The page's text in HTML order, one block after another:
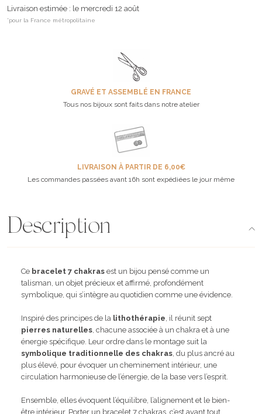
Livraison estimée : le mercredi 12 août
*pour la France métropolitaine
GRAVÉ ET ASSEMBLÉ EN FRANCE
Tous nos bijoux sont faits dans notre atelier
LIVRAISON À PARTIR DE 6,00€
Les commandes passées avant 16h sont expédiées le jour même
Description
Ce bracelet 7 chakras est un bijou pensé comme un
talisman, un objet précieux et affirmé, profondément
symbolique, qui s’intègre au quotidien comme une évidence.
Inspiré des principes de la lithothérapie , il réunit sept
pierres naturelles , chacune associée à un chakra et à une
énergie spécifique. Leur ordre dans le montage suit la
symbolique traditionnelle des chakras , du plus ancré au
plus élevé, pour évoquer un cheminement intérieur, une
circulation harmonieuse de l’énergie, de la base vers l’esprit.
Ensemble, elles évoquent l’équilibre, l’alignement et le bien-
être intérieur. Porter un bracelet 7 chakras, c’est avant tout